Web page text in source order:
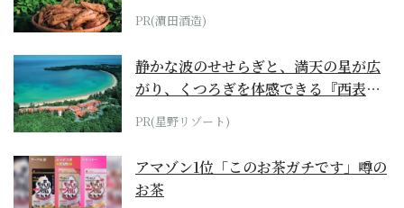
PR(濵田酒造)
静かな波のせせらぎと、満天の星が広
がり、くつろぎを体感できる『西表島
ホテル by...
PR(星野リゾート)
アマゾン1位「このお茶ガチです」噂の
お茶